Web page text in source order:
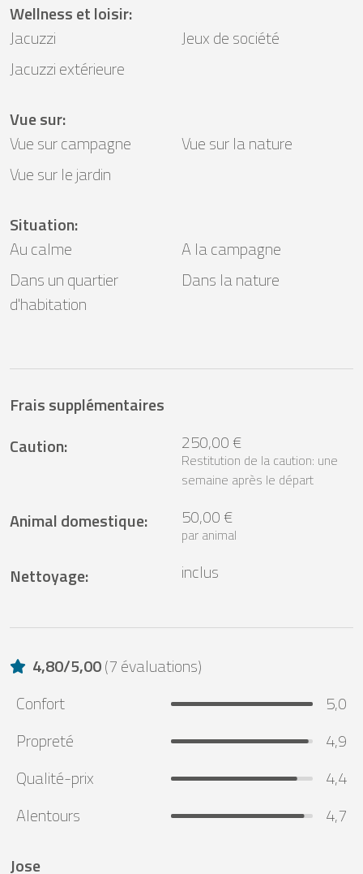
Wellness et loisir:
Jacuzzi
Jeux de société
Jacuzzi extérieure
Vue sur:
Vue sur campagne
Vue sur la nature
Vue sur le jardin
Situation:
Au calme
A la campagne
Dans un quartier
d'habitation
Dans la nature
Frais supplémentaires
Caution: 250,00 €
Restitution de la caution: une
semaine après le départ
Animal domestique: 50,00 €
par animal
Nettoyage: inclus
4,80/5,00(7 évaluations)
Confort
5,0
Propreté
4,9
Qualité-prix
4,4
Alentours
4,7
Jose